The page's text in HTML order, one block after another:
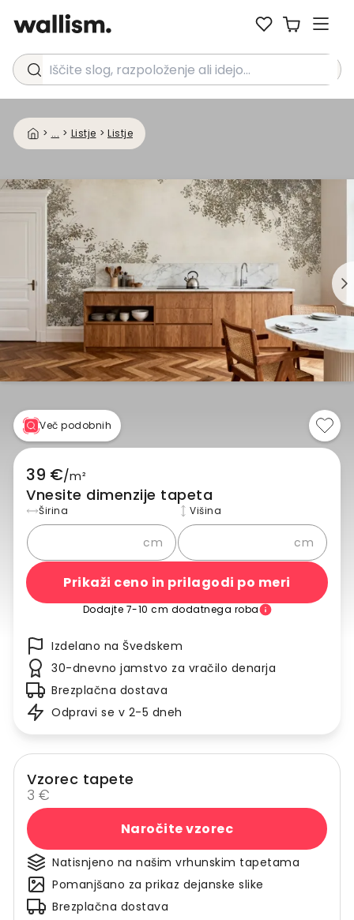
Iščite slog, razpoloženje ali idejo...
> ... > Listje > Listje
Več podobnih
39 €/m²
Vnesite dimenzije tapeta
Širina
cm
Višina
cm
Prikaži ceno in prilagodi po meri
Dodajte 7-10 cm dodatnega roba
Izdelano na Švedskem
30-dnevno jamstvo za vračilo denarja
Brezplačna dostava
Odpravi se v 2-5 dneh
Vzorec tapete
3 €
Naročite vzorec
Natisnjeno na našim vrhunskim tapetama
Pomanjšano za prikaz dejanske slike
Brezplačna dostava